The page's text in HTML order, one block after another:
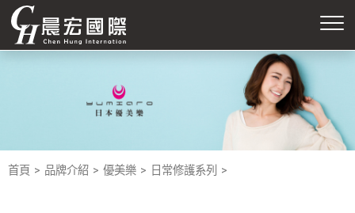
首頁 品牌介紹 優美樂 日常修護系列